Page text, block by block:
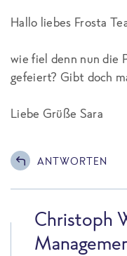
Hallo liebes Frosta
wie fiel denn nun die
gefeiert? Gibt doch
Liebe Grüße Sara
ANTWORTEN
Christoph